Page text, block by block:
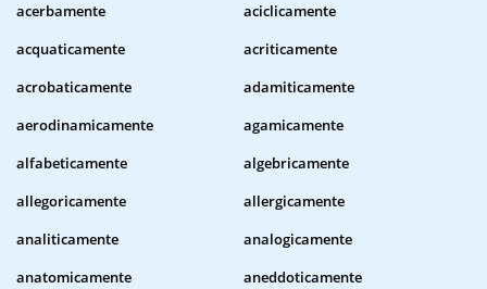
acerbamente
aciclicamente
acquaticamente
acriticamente
acrobaticamente
adamiticamente
aerodinamicamente
agamicamente
alfabeticamente
algebricamente
allegoricamente
allergicamente
analiticamente
analogicamente
anatomicamente
aneddoticamente